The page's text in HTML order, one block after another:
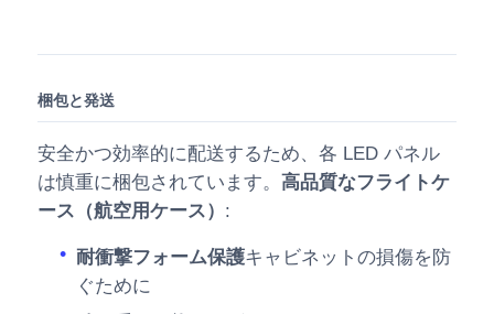
梱包と発送
安全かつ効率的に配送するため、各 LED パネル
は慎重に梱包されています。高品質なフライトケ
ース（航空用ケース） :
耐衝撃フォーム保護キャビネットの損傷を防
ぐために